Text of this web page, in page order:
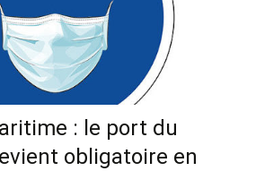
: le port du
obligatoire en